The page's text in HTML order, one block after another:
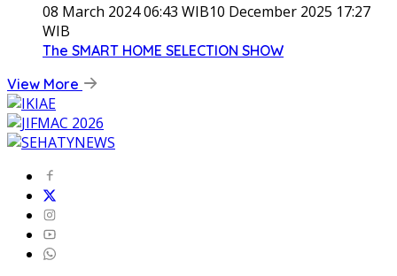
08 March 2024 06:43 WIB10 December 2025 17:27
WIB
The SMART HOME SELECTION SHOW
View More